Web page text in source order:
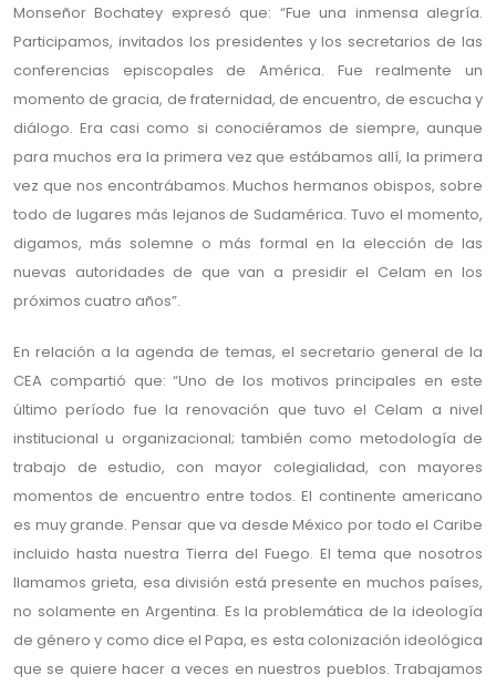
Monseñor Bochatey expresó que: “Fue una inmensa alegría.
Participamos, invitados los presidentes y los secretarios de las
conferencias episcopales de América. Fue realmente un
momento de gracia, de fraternidad, de encuentro, de escucha y
diálogo. Era casi como si conociéramos de siempre, aunque
para muchos era la primera vez que estábamos allí, la primera
vez que nos encontrábamos. Muchos hermanos obispos, sobre
todo de lugares más lejanos de Sudamérica. Tuvo el momento,
digamos, más solemne o más formal en la elección de las
nuevas autoridades de que van a presidir el Celam en los
próximos cuatro años”.
En relación a la agenda de temas, el secretario general de la
CEA compartió que: “Uno de los motivos principales en este
último período fue la renovación que tuvo el Celam a nivel
institucional u organizacional; también como metodología de
trabajo de estudio, con mayor colegialidad, con mayores
momentos de encuentro entre todos. El continente americano
es muy grande. Pensar que va desde México por todo el Caribe
incluido hasta nuestra Tierra del Fuego. El tema que nosotros
llamamos grieta, esa división está presente en muchos países,
no solamente en Argentina. Es la problemática de la ideología
de género y como dice el Papa, es esta colonización ideológica
que se quiere hacer a veces en nuestros pueblos. Trabajamos